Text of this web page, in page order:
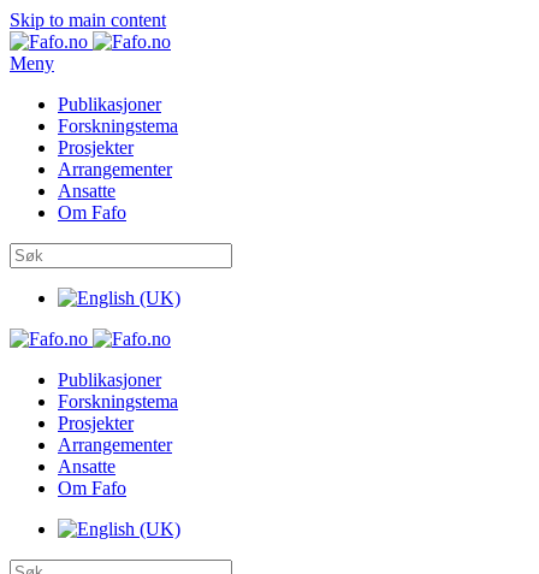
Skip to main content
Meny
Publikasjoner
Forskningstema
Prosjekter
Arrangementer
Ansatte
Om Fafo
Publikasjoner
Forskningstema
Prosjekter
Arrangementer
Ansatte
Om Fafo